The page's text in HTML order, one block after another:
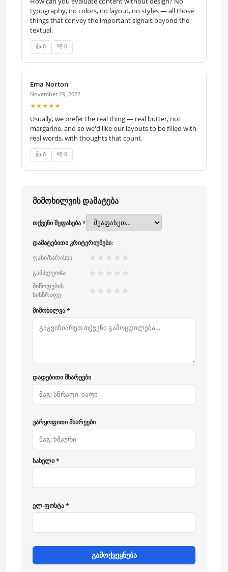
typography, no colors, no layout, no styles — all those
things that convey the important signals beyond the
textual.
👍 0 👎 0
Ema Norton
November 29, 2022
★★★★★
Usually, we prefer the real thing — real butter, not
margarine, and so we'd like our layouts to be filled with
real words, with thoughts that count.
👍 0 👎 0
მიმოხილვის დამატება
თქვენი შეფასება *
დამატებითი კრიტერიუმები:
ფასი/ხარისხი
★ ★ ★ ★ ★
გამძლეობა ★ ★ ★ ★ ★
მიწოდების
სისწრაფე
★ ★ ★ ★ ★
მიმოხილვა *
დადებითი მხარეები
უარყოფითი მხარეები
სახელი *
ელ-ფოსტა *
გამოქვეყნება